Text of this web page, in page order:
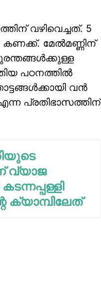
വഴിവെച്ചത്. 5
കണക്ക്. മേല്‍മണ്ണിന്
പഠനത്തില്‍
വന്‍
പ്രതിഭാസത്തിന്
വ്യാജ
ക്യാമ്പിലേത്‌